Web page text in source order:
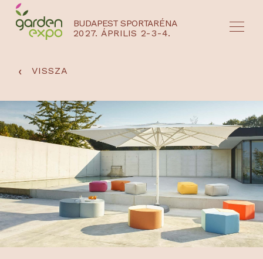
BUDAPEST SPORTARÉNA
2027. ÁPRILIS 2-3-4.
‹ VISSZA